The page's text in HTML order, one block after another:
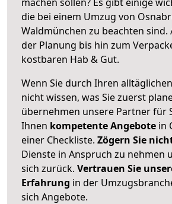
die bei einem Umzug von
Waldmünchen zu beachten sind.
der Planung bis hin zum
kostbaren Hab & Gut.
Wenn Sie durch Ihren
nicht wissen, was Sie zuerst
übernehmen unsere Partner für
Ihnen kompetente Angebote in
einer Checkliste. Zögern Sie
Dienste in Anspruch zu nehmen
sich zurück. Vertrauen Sie
Erfahrung in der
sich Angebote.